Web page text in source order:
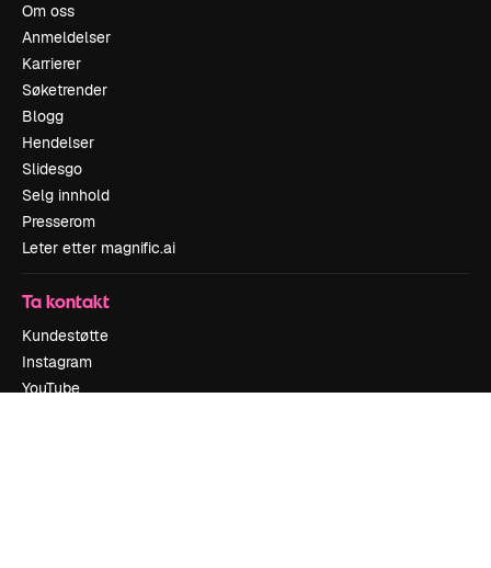
Om oss
Anmeldelser
Karrierer
Søketrender
Blogg
Hendelser
Slidesgo
Selg innhold
Presserom
Leter etter magnific.ai
Ta kontakt
Kundestøtte
Instagram
YouTube